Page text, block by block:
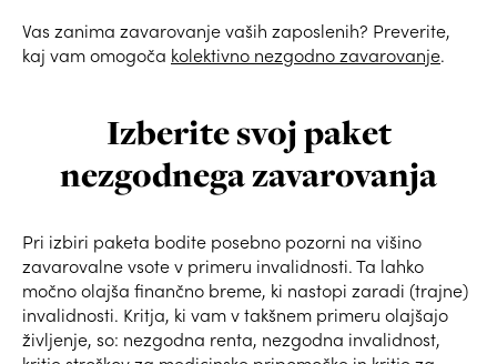
Vas zanima zavarovanje vaših zaposlenih? Preverite,
kaj vam omogoča kolektivno nezgodno zavarovanje.
Izberite svoj paket
nezgodnega zavarovanja
Pri izbiri paketa bodite posebno pozorni na višino
zavarovalne vsote v primeru invalidnosti. Ta lahko
močno olajša finančno breme, ki nastopi zaradi (trajne)
invalidnosti. Kritja, ki vam v takšnem primeru olajšajo
življenje, so: nezgodna renta, nezgodna invalidnost,